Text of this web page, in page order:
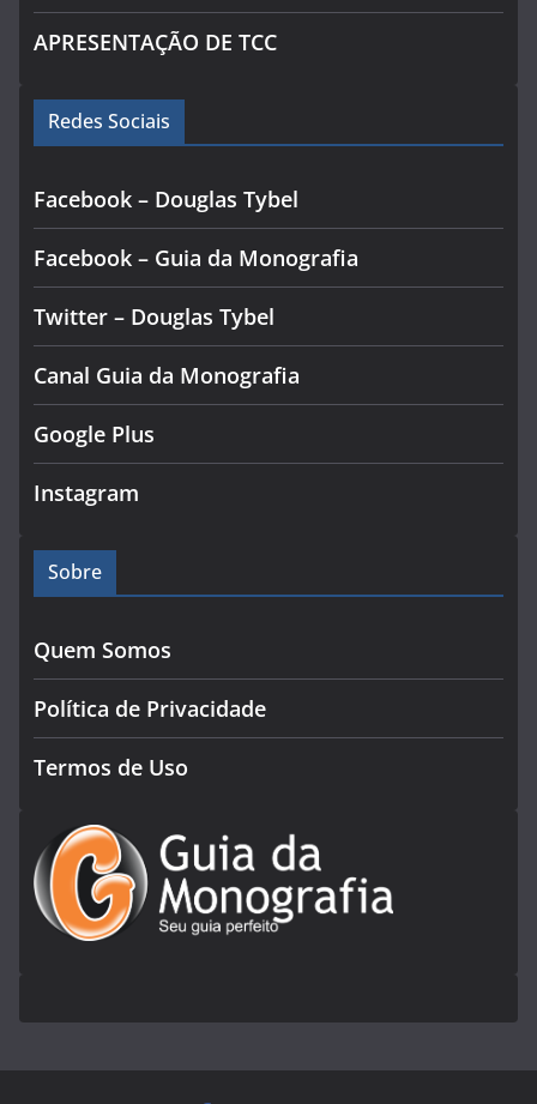
APRESENTAÇÃO DE TCC
Redes Sociais
Facebook – Douglas Tybel
Facebook – Guia da Monografia
Twitter – Douglas Tybel
Canal Guia da Monografia
Google Plus
Instagram
Sobre
Quem Somos
Política de Privacidade
Termos de Uso